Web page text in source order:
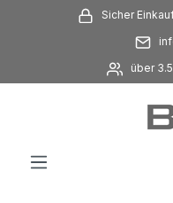
Zum HauptinhaltSicher
über